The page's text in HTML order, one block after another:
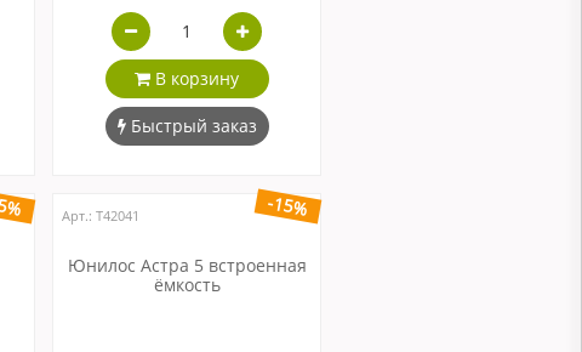
В корзину
Быстрый заказ
-15%
Арт.: Т42041
Юнилос Астра 5 встроенная
ёмкость